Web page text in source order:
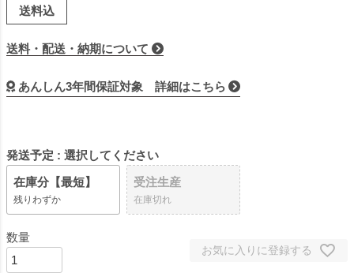
送料込
送料・配送・納期について
あんしん3年間保証対象 詳細はこちら
発送予定
選択してください
在庫分【最短】
残りわずか
受注生産
在庫切れ
お気に入りに登録する